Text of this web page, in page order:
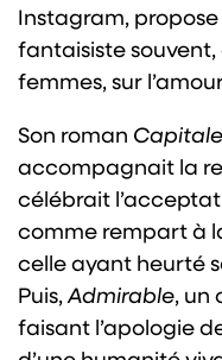
Instagram,
fantaisiste souvent,
femmes, sur
Son roman
accompagnait la
célébrait
comme rempart à
celle ayant heurté
Puis,Admirable, un
faisant l’apologie